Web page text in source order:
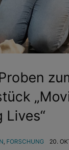
Lives“
FORSCHUNG 20.